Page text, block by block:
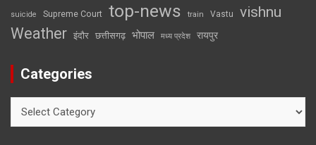
suicide Supreme Court top-news train Vastu vishnu
Weather इंदौर छत्तीसगढ़ भोपाल मध्य प्रदेश रायपुर
Categories